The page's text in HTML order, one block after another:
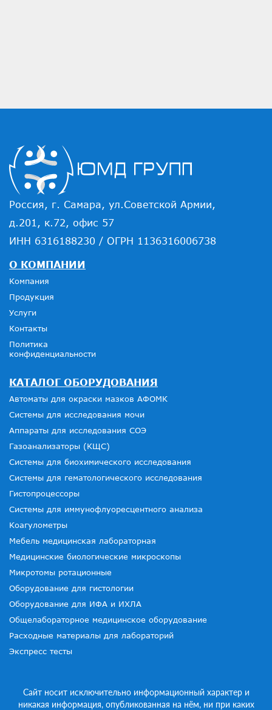
Россия, г. Самара, ул.Советской Армии,
д.201, к.72, офис 57
ИНН 6316188230 / ОГРН 1136316006738
О КОМПАНИИ
Компания
Продукция
Услуги
Контакты
Политика
конфиденциальности
КАТАЛОГ ОБОРУДОВАНИЯ
Автоматы для окраски мазков АФОМК
Системы для исследования мочи
Аппараты для исследования СОЭ
Газоанализаторы (КЩС)
Системы для биохимического исследования
Системы для гематологического исследования
Гистопроцессоры
Системы для иммунофлуоресцентного анализа
Коагулометры
Мебель медицинская лабораторная
Медицинские биологические микроскопы
Микротомы ротационные
Оборудование для гистологии
Оборудование для ИФА и ИХЛА
Общелабораторное медицинское оборудование
Расходные материалы для лабораторий
Экспресс тесты
Сайт носит исключительно информационный характер и
никакая информация, опубликованная на нём, ни при каких